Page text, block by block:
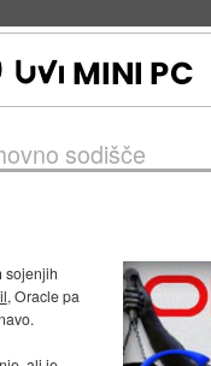
sodišče
sojenjih
, Oracle pa